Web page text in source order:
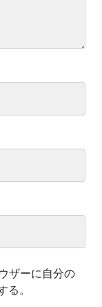
ザーに自分の
。